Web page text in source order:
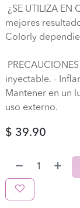
¿SE UTILIZA EN
mejores
Colorly
inyectable. -
Mantener en un
uso externo.
$ 39.90